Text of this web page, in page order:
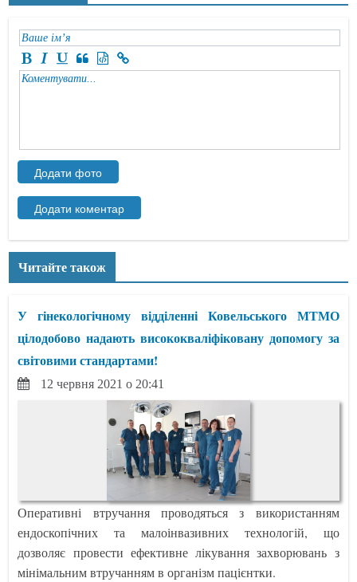
Читайте також
У гінекологічному відділенні Ковельського МТМО
цілодобово надають висококваліфіковану допомогу за
світовими стандартами!
12 червня 2021 о 20:41
Оперативні втручання проводяться з використанням
ендоскопічних та малоінвазивних технологій, що
дозволяє провести ефективне лікування захворювань з
мінімальним втручанням в організм пацієнтки.